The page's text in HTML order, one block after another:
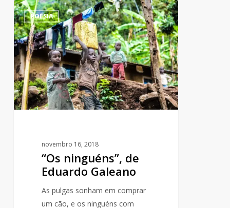
“Os
ninguéns”,
de
Eduardo
Galeano
POESIA
novembro 16, 2018
“Os ninguéns”, de
Eduardo Galeano
As pulgas sonham em comprar
um cão, e os ninguéns com
0